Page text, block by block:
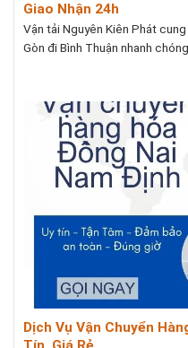
Giao Nhận 24h
Vận tải Nguyên Kiên Phát
Gòn đi Bình Thuận nhanh
Dịch Vụ Vận Chuyển